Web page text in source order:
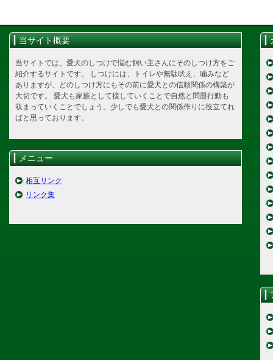
当サイト概要
当サイトでは、愛犬のしつけで悩む飼い主さんにそのしつけ方をご
紹介するサイトです。 しつけには、トイレや無駄吠え、噛みなど
ありますが、どのしつけ方にもその前に愛犬との信頼関係の構築が
大切です。 愛犬も家族として接していくことで自然と問題行動も
収まっていくことでしょう。少しでも愛犬との関係作りに役立てれ
ばと思っております。
メニュー
相互リンク
リンク集